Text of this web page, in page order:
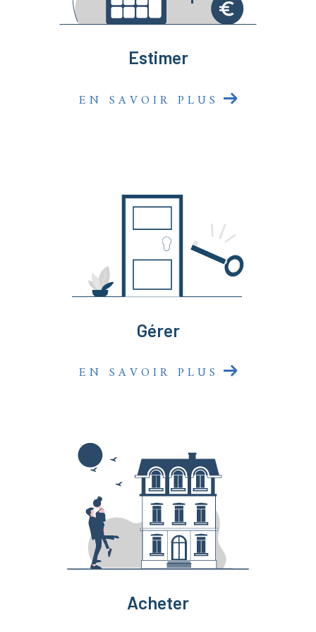
sommes là pour faire de votre projet une réussite
Estimer
EN SAVOIR PLUS
Gérer
EN SAVOIR PLUS
Acheter